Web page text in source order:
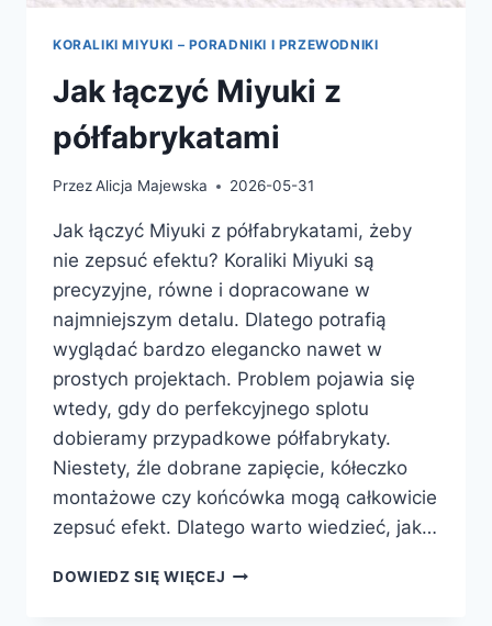
KORALIKI MIYUKI – PORADNIKI I PRZEWODNIKI
Jak łączyć Miyuki z
półfabrykatami
PrzezAlicja Majewska 2026-05-31
Jak łączyć Miyuki z półfabrykatami, żeby
nie zepsuć efektu? Koraliki Miyuki są
precyzyjne, równe i dopracowane w
najmniejszym detalu. Dlatego potrafią
wyglądać bardzo elegancko nawet w
prostych projektach. Problem pojawia się
wtedy, gdy do perfekcyjnego splotu
dobieramy przypadkowe półfabrykaty.
Niestety, źle dobrane zapięcie, kółeczko
montażowe czy końcówka mogą całkowicie
zepsuć efekt. Dlatego warto wiedzieć, jak…
DOWIEDZ SIĘ WIĘCEJ JAK